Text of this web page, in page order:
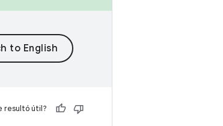
resultó útil?